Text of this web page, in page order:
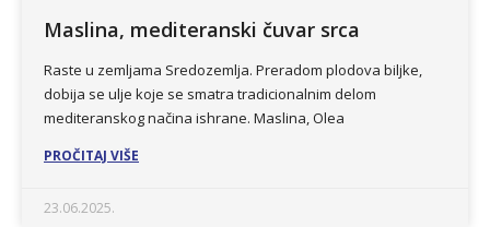
Maslina, mediteranski čuvar srca
Raste u zemljama Sredozemlja. Preradom plodova biljke,
dobija se ulje koje se smatra tradicionalnim delom
mediteranskog načina ishrane. Maslina, Olea
PROČITAJ VIŠE
23.06.2025.